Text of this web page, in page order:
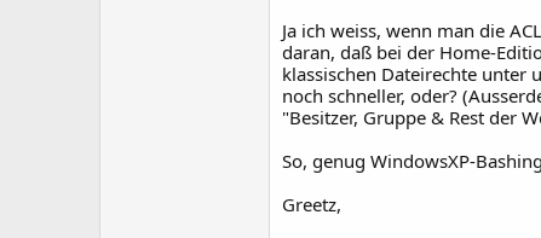
Ja ich weiss, wenn man die
daran, daß bei der Home-
klassischen Dateirechte unter
noch schneller, oder?
"Besitzer, Gruppe & Rest der
So, genug WindowsXP-
Greetz,